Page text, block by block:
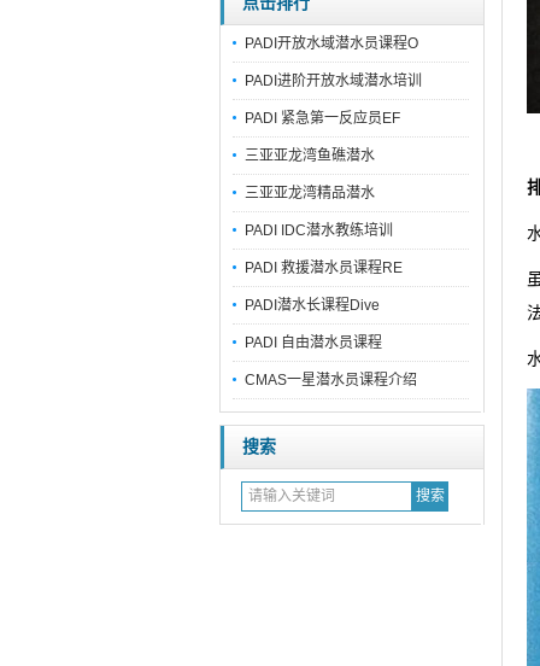
PADI开放水域潜水员课程O
PADI进阶开放水域潜水培训
PADI 紧急第一反应员EF
三亚亚龙湾鱼礁潜水
三亚亚龙湾精品潜水
PADI IDC潜水教练培训
PADI 救援潜水员课程RE
PADI潜水长课程Dive
PADI 自由潜水员课程
CMAS一星潜水员课程介绍
搜索